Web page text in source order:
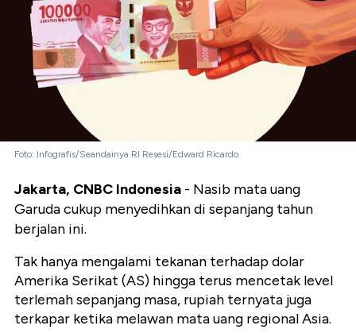
Foto: Infografis/Seandainya RI Resesi/Edward Ricardo
Jakarta, CNBC Indonesia - Nasib mata uang
Garuda cukup menyedihkan di sepanjang tahun
berjalan ini.
Tak hanya mengalami tekanan terhadap dolar
Amerika Serikat (AS) hingga terus mencetak level
terlemah sepanjang masa, rupiah ternyata juga
terkapar ketika melawan mata uang regional Asia.